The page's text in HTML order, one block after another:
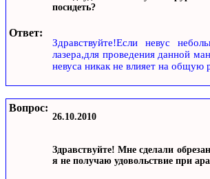
посидеть?
Ответ:
Здравствуйте!Если невус
лазера,для проведения данной
невуса никак не влияет на общую
Вопрос:
26.10.2010
Здравствуйте! Мне сделали
я не получаю удовольствие при